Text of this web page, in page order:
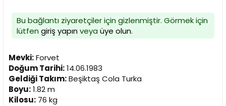
a
n
i
h
i
Bu bağlantı ziyaretçiler için gizlenmiştir. Görmek için
lütfen giriş yapınveya üye olun.
Mevki:Forvet
Doğum Tarihi:14.06.1983
Geldiği Takım:Beşiktaş Cola Turka
Boyu:1.82 m
Kilosu: 76 kg